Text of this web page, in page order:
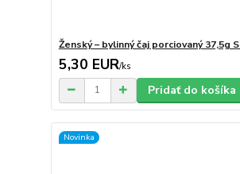
Ženský – bylinný čaj porciovaný 37,5g
5,30 EUR/ks
Pridať do košíka
Novinka